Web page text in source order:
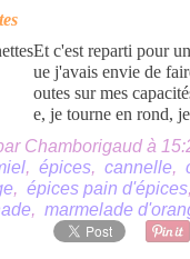
Et c'est reparti pour
ue j'avais envie de
outes sur mes
e, je tourne en rond,
Chamborigaud à
, épices, cannelle,
, épices pain d'épices
, marmelade